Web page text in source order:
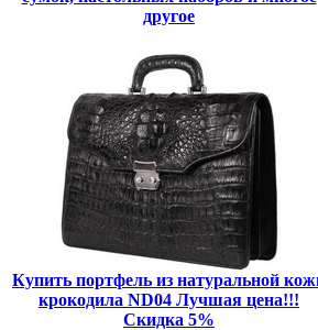
другое
Купить портфель из натуральной
крокодила ND04 Лучшая цена!!!
Скидка 5%